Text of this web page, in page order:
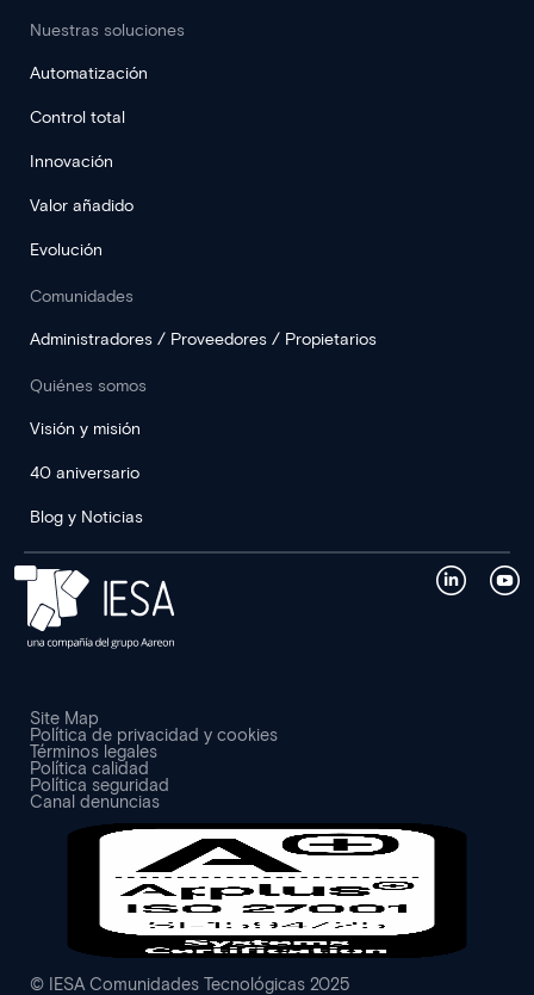
Nuestras soluciones
Automatización
Control total
Innovación
Valor añadido
Evolución
Comunidades
Administradores / Proveedores / Propietarios
Quiénes somos
Visión y misión
40 aniversario
Blog y Noticias
© IESA Comunidades Tecnológicas 2025
Site Map
Política de privacidad y cookies
Términos legales
Política calidad
Política seguridad
Canal denuncias